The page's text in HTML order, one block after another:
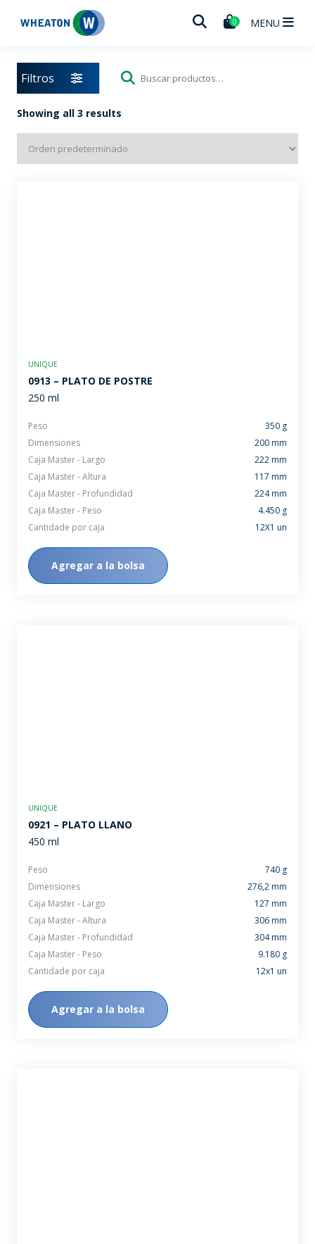
Wheaton 0 MENU
Filtros
Buscar
Showing all 3 results
UNIQUE
0913 – PLATO DE POSTRE
250 ml
Peso
350 g
Dimensiones
200 mm
Caja Master - Largo
222 mm
Caja Master - Altura
117 mm
Caja Master - Profundidad
224 mm
Caja Master - Peso
4.450 g
Cantidade por caja
12X1 un
Agregar a la bolsa
UNIQUE
0921 – PLATO LLANO
450 ml
Peso
740 g
Dimensiones
276,2 mm
Caja Master - Largo
127 mm
Caja Master - Altura
306 mm
Caja Master - Profundidad
304 mm
Caja Master - Peso
9.180 g
Cantidade por caja
12x1 un
Agregar a la bolsa